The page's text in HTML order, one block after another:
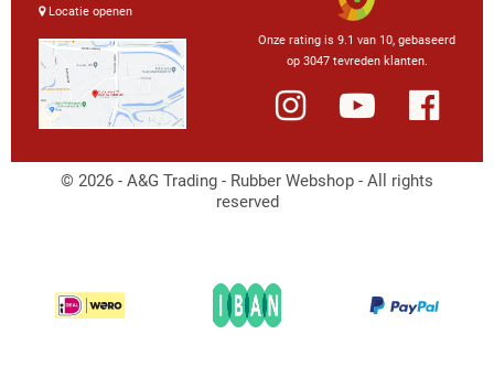
Locatie openen
Onze rating is 9.1 van 10, gebaseerd
op 3047 tevreden klanten.
© 2026 - A&G Trading - Rubber Webshop - All rights
reserved